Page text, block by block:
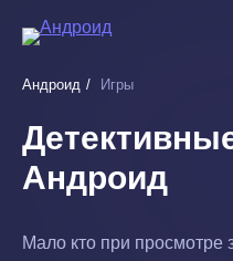
основному
Андроид Игры
Андроид
Мало кто при просмотре